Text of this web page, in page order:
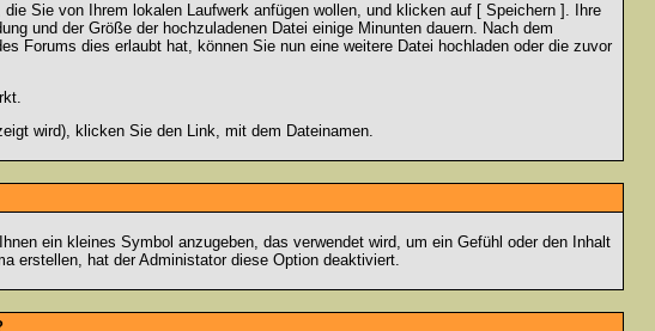
Sie von Ihrem lokalen Laufwerk anfügen wollen, und klicken auf [ Speichern ]. Ihre
und der Größe der hochzuladenen Datei einige Minunten dauern. Nach dem
Forums dies erlaubt hat, können Sie nun eine weitere Datei hochladen oder die zuvor
wird), klicken Sie den Link, mit dem Dateinamen.
ein kleines Symbol anzugeben, das verwendet wird, um ein Gefühl oder den Inhalt
erstellen, hat der Administator diese Option deaktiviert.